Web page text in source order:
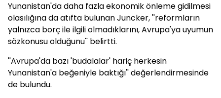
Yunanistan'da daha fazla ekonomik önleme gidilmesi
olasılığına da atıfta bulunan Juncker, ''reformların
yalnızca borç ile ilgili olmadıklarını, Avrupa'ya uyumun
sözkonusu olduğunu'' belirtti.
''Avrupa'da bazı 'budalalar' hariç herkesin
Yunanistan'a beğeniyle baktığı'' değerlendirmesinde
de bulundu.